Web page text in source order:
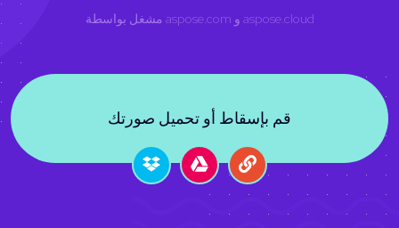
aspose.com aspose.cloud
قم بإسقاط أو تحميل صورتك